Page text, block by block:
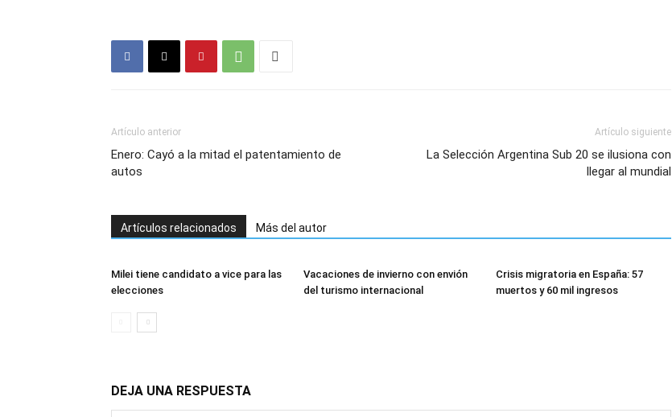
Artículo anterior
Enero: Cayó a la mitad el patentamiento de
autos
Artículo siguiente
La Selección Argentina Sub 20 se ilusiona con
llegar al mundial
Artículos relacionados Más del autor
Milei tiene candidato a vice para las
elecciones
Vacaciones de invierno con envión
del turismo internacional
Crisis migratoria en España: 57
muertos y 60 mil ingresos
DEJA UNA RESPUESTA